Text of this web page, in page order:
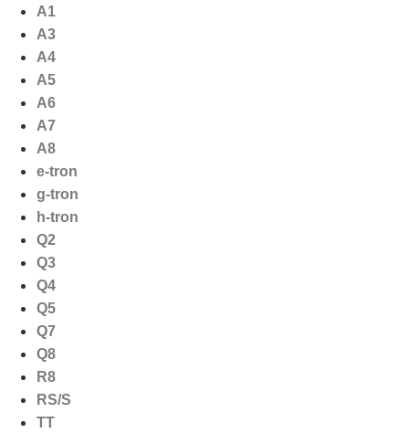
naar
inhoud
A1
A3
A4
A5
A6
A7
A8
e-tron
g-tron
h-tron
Q2
Q3
Q4
Q5
Q7
Q8
R8
RS/S
TT